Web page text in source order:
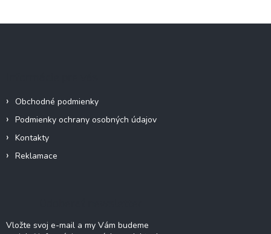
Obchodné podmienky
Podmienky ochrany osobných údajov
Kontakty
Reklamace
Vložte svoj e-mail a my Vám budeme